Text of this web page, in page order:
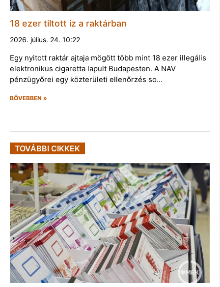
18 ezer tiltott íz a raktárban
2026. július. 24. 10:22
Egy nyitott raktár ajtaja mögött több mint 18 ezer illegális
elektronikus cigaretta lapult Budapesten. A NAV
pénzügyőrei egy közterületi ellenőrzés so…
BŐVEBBEN »
TOVÁBBI CIKKEK